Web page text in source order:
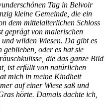
Tag in Belvoir
kleine Gemeinde, die ein
dem mittelalterlichen Schloss
geprägt von malerischen
wilden Wiesen. Da gibt es
geblieben, oder es hat sie
die das ganze Bild
ist erfüllt von natürlichen
mich in meine Kindheit
auf einer Wiese saß und
hörte. Damals dachte ich,